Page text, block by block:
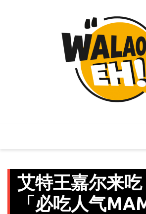
艾特王嘉尔来
「必吃人气